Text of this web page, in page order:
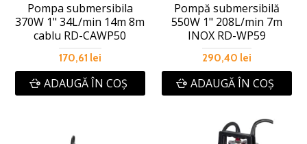
Pompa submersibila
370W 1" 34L/min 14m 8m
cablu RD-CAWP50
170,61 lei
ADAUGĂ ÎN COŞ
Pompă submersibilă
550W 1" 208L/min 7m
INOX RD-WP59
290,40 lei
ADAUGĂ ÎN COŞ